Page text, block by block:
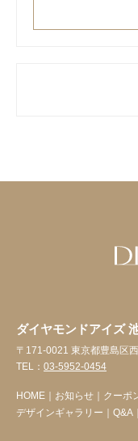
ダイヤモンドアイズ
〒171-0021 東京都豊島区
TEL： 03-5952-0454
HOME ｜ お知らせ ｜ クーポ
デザインギャラリー ｜ Q&A ｜